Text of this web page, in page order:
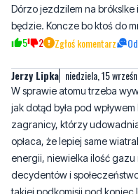
Jerzy Lipka niedziela, 15
W sprawie atomu trzeba
zagranicy, którzy
opłaca, że lepiej same
energii, niewielka ilość gazu
decydentów i
takiej podkomisji pod
Popkiewicz z Wysokiego
czasu niż przedstawiciel
że możemy się obejść bez